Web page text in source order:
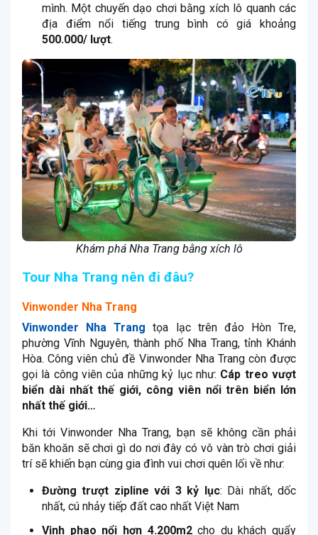
mình. Một chuyến dạo chơi bằng xích lô quanh các
địa điểm nổi tiếng trung bình có giá khoảng
500.000/ lượt.
Khám phá Nha Trang bằng xích lô
Tour Nha Trang nên đi đâu?
Vinwonder Nha Trang
Vinwonder Nha Trang tọa lạc trên đảo Hòn Tre,
phường Vĩnh Nguyên, thành phố Nha Trang, tỉnh Khánh
Hòa. Công viên chủ đề Vinwonder Nha Trang còn được
gọi là công viên của những kỷ lục như: Cáp treo vượt
biển dài nhất thế giới, công viên nổi trên biển lớn
nhất thế giới…
Khi tới Vinwonder Nha Trang, bạn sẽ không cần phải
băn khoăn sẽ chơi gì do nơi đây có vô vàn trò chơi giải
trí sẽ khiến bạn cùng gia đình vui chơi quên lối về như:
Đường trượt zipline với 3 kỷ lục: Dài nhất, dốc
nhất, cú nhảy tiếp đất cao nhất Việt Nam
Vịnh phao nổi hơn 4.200m2cho du khách quẩy